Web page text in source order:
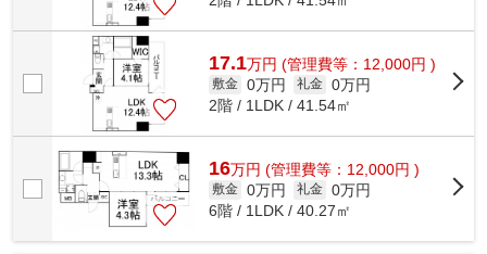
17.1万円 (管理費等：12,000円 )
敷金 0万円 礼金 0万円
2階 / 1LDK / 41.54㎡
16万円 (管理費等：12,000円 )
敷金 0万円 礼金 0万円
6階 / 1LDK / 40.27㎡